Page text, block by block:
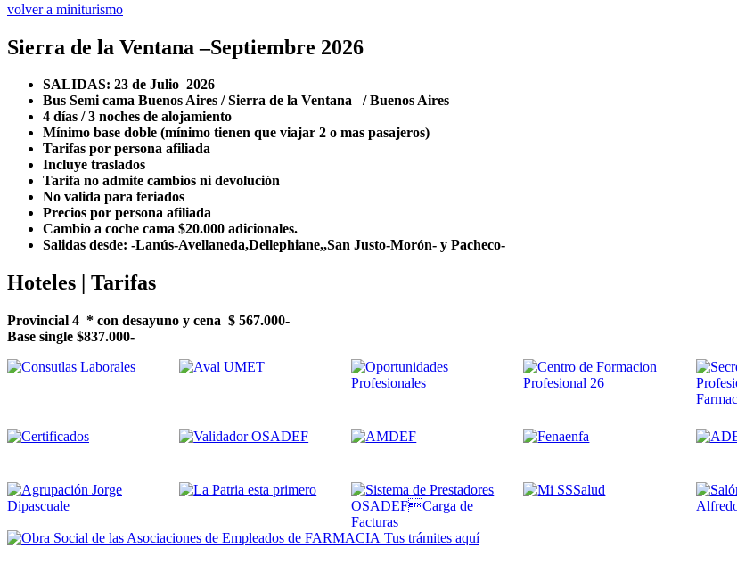
volver a miniturismo
Sierra de la Ventana –Septiembre 2026
SALIDAS: 23 de Julio 2026
Bus Semi cama Buenos Aires / Sierra de la Ventana / Buenos Aires
4 días / 3 noches de alojamiento
Mínimo base doble (mínimo tienen que viajar 2 o mas pasajeros)
Tarifas por persona afiliada
Incluye traslados
Tarifa no admite cambios ni devolución
No valida para feriados
Precios por persona afiliada
Cambio a coche cama $20.000 adicionales.
Salidas desde: -Lanús-Avellaneda,Dellephiane,,San Justo-Morón- y Pacheco-
Hoteles | Tarifas
Provincial 4 * con desayuno y cena $ 567.000-
Base single $837.000-
Tus trámites aquí